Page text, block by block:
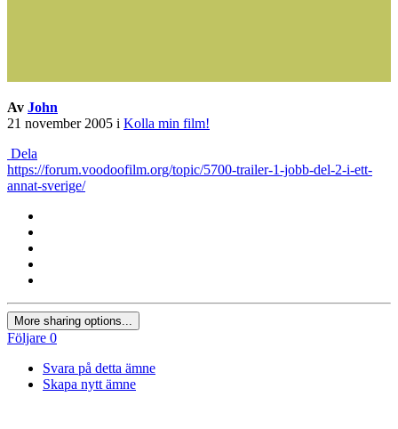
Av John
21 november 2005 i Kolla min film!
Dela
https://forum.voodoofilm.org/topic/5700-trailer-1-jobb-del-2-i-ett-
annat-sverige/
More sharing options...
Följare 0
Svara på detta ämne
Skapa nytt ämne